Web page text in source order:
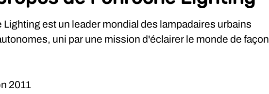
Lighting est un leader mondial des lampadaires urbains
uni par une mission d'éclairer le monde de façon
2011